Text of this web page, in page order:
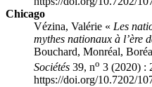
Chicago
Vézina, Valérie « Les
mythes nationaux à l’ère
Bouchard, Monréal,
Sociétés 39, no 3 (2020) :
https://doi.org/10.7202/